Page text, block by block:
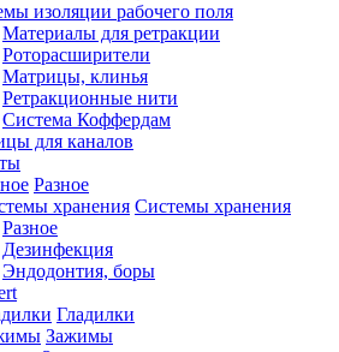
изоляции рабочего поля
Материалы для ретракции
Роторасширители
Матрицы, клинья
Ретракционные нити
Система Коффердам
для каналов
Разное
Системы хранения
Разное
Дезинфекция
Эндодонтия, боры
Гладилки
Зажимы